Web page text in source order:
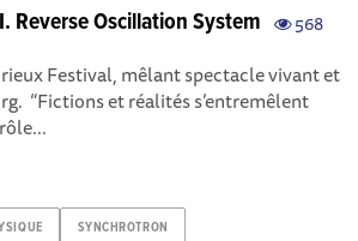
568
Reverse Oscillation System
Festival, mêlant spectacle vivant et
“Fictions et réalités s’entremêlent
SYNCHROTRON